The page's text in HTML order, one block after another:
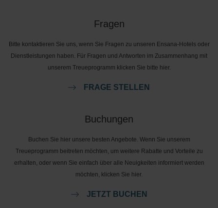
Fragen
Bitte kontaktieren Sie uns, wenn Sie Fragen zu unseren Ensana-Hotels oder
Dienstleistungen haben. Für Fragen und Antworten im Zusammenhang mit
unserem Treueprogramm klicken Sie bitte hier.
FRAGE STELLEN
Buchungen
Buchen Sie hier unsere besten Angebote. Wenn Sie unserem
Treueprogramm beitreten möchten, um weitere Rabatte und Vorteile zu
erhalten, oder wenn Sie einfach über alle Neuigkeiten informiert werden
möchten, klicken Sie hier.
JETZT BUCHEN